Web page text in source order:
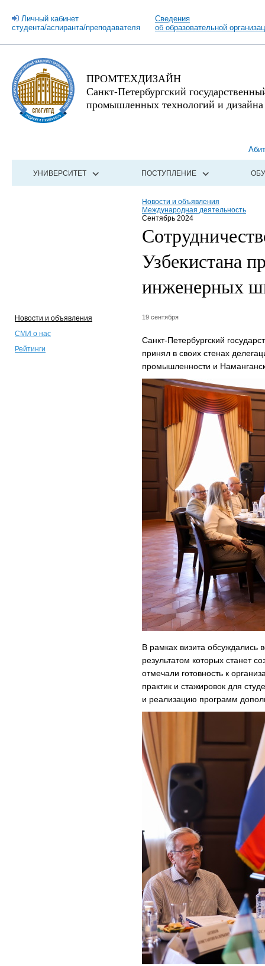
Личный кабинет
студента/аспиранта/преподавателя
Сведения
об образовательной
ПРОМТЕХДИЗАЙН
Санкт-Петербургский
промышленных технологий и дизайна
УНИВЕРСИТЕТ ПОСТУПЛЕНИЕ
Новости и объявления
Международная деятельность
Сентябрь 2024
Узбекистана
инженерных
Новости и объявления
СМИ о нас
Рейтинги
19 сентября
Санкт-Петербургский
принял в своих стенах
промышленности и
В рамках визита обсуждались
результатом которых станет
отмечали готовность к
практик и стажировок для
и реализацию программ